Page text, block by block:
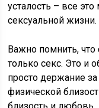
усталость – все
сексуальной жизни.
Важно помнить, что
только секс. Это и
просто держание
физической